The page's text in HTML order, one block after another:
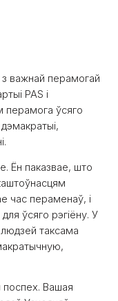
важнай перамогай
PAS і
перамога ўсяго
Ён паказвае, што
час пераменаў, і
ўсяго рэгіёну. У
людзей таксама
поспех. Вашая